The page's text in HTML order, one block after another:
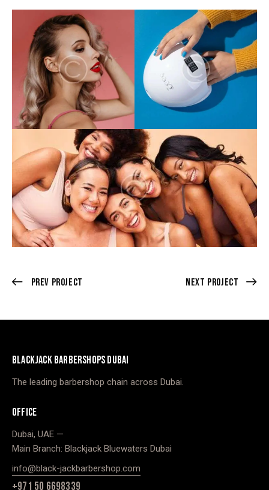
Prev Project Next Project
BLACKJACK BARBERSHOPS DUBAI
The leading barbershop chain across Dubai.
OFFICE
Dubai, UAE —
Main Branch: Blackjack Bluewaters Dubai
info@black-jackbarbershop.com
+971 50 6698339